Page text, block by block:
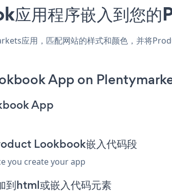
用程序嵌入到您
应用，匹配网站的样式和颜色，并将
App on
App
Lookbook嵌入代码段
you create your app
html或嵌入代码元素